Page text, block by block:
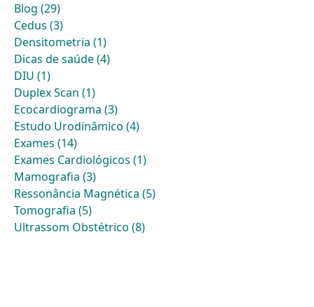
Blog (29)
Cedus (3)
Densitometria (1)
Dicas de saúde (4)
DIU (1)
Duplex Scan (1)
Ecocardiograma (3)
Estudo Urodinâmico (4)
Exames (14)
Exames Cardiológicos (1)
Mamografia (3)
Ressonância Magnética (5)
Tomografia (5)
Ultrassom Obstétrico (8)